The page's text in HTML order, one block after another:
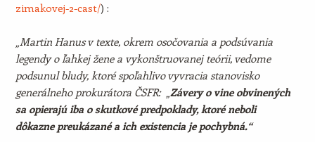
zimakovej-2-cast/) :
„Martin Hanus v texte, okrem osočovania a podsúvania
legendy o ľahkej žene a vykonštruovanej teórii, vedome
podsunul bludy, ktoré spoľahlivo vyvracia stanovisko
generálneho prokurátora ČSFR: „Závery o vine obvinených
sa opierajú iba o skutkové predpoklady, ktoré neboli
dôkazne preukázané a ich existencia je pochybná.“